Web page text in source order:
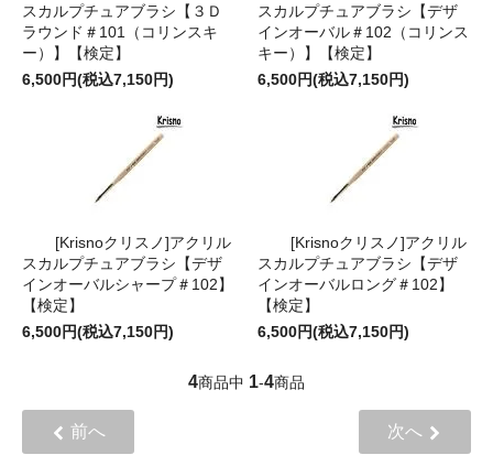
スカルプチュアブラシ【３Ｄ
ラウンド＃101（コリンスキ
ー）】【検定】
6,500円(税込7,150円)
スカルプチュアブラシ【デザ
インオーバル＃102（コリンス
キー）】【検定】
6,500円(税込7,150円)
[Krisnoクリスノ]アクリル
スカルプチュアブラシ【デザ
インオーバルシャープ＃102】
【検定】
6,500円(税込7,150円)
[Krisnoクリスノ]アクリル
スカルプチュアブラシ【デザ
インオーバルロング＃102】
【検定】
6,500円(税込7,150円)
4商品中 1-4商品
前へ 次へ